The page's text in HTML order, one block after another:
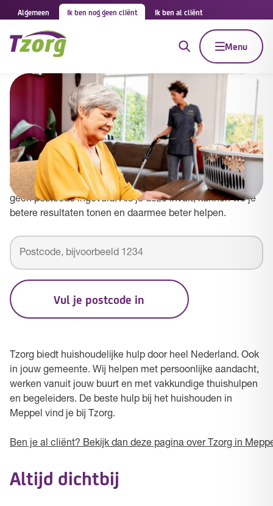
Algemeen Ik ben nog geen cliënt Ik ben al cliënt
Menu
Tzorg in Meppel
Vul je postcode in om betere resultaten te
zien
Je zoekt naar Tzorg in gemeente Meppel maar hebt nog
geen postcode ingevuld. Als je deze invult, kunnen we je
betere resultaten tonen en daarmee beter helpen.
Vul je postcode in
Tzorg biedt huishoudelijke hulp door heel Nederland. Ook
in jouw gemeente. Wij helpen met persoonlijke aandacht,
werken vanuit jouw buurt en met vakkundige thuishulpen
en begeleiders. De beste hulp bij het huishouden in
Meppel vind je bij Tzorg.
Ben je al cliënt? Bekijk dan deze pagina over Tzorg in
Altijd dichtbij